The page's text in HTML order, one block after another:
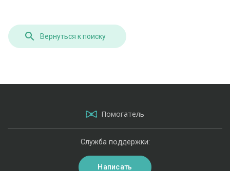
Вернуться к поиску
Помогатель
Служба поддержки:
Написать